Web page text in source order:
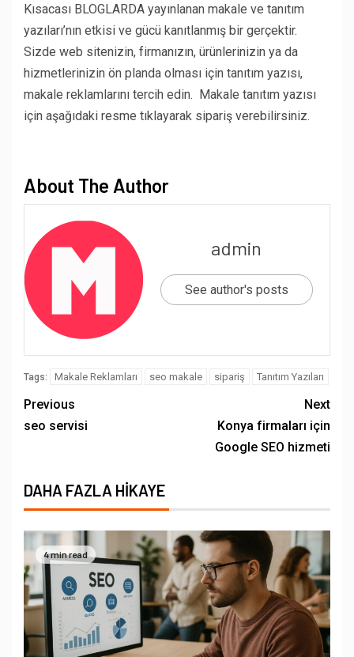
Kısacası BLOGLARDA yayınlanan makale ve tanıtım
yazıları’nın etkisi ve gücü kanıtlanmış bir gerçektir.
Sizde web sitenizin, firmanızın, ürünlerinizin ya da
hizmetlerinizin ön planda olması için tanıtım yazısı,
makale reklamlarını tercih edin. Makale tanıtım yazısı
için aşağıdaki resme tıklayarak sipariş verebilirsiniz.
About The Author
admin
See author's posts
Tags: Makale Reklamları seo makale sipariş Tanıtım Yazıları
Previous
seo servisi
Next
Konya firmaları için
Google SEO hizmeti
DAHA FAZLA HIKAYE
4 min read